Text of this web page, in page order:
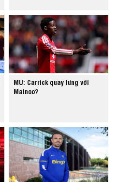
MU: Carrick quay lưng với
Mainoo?